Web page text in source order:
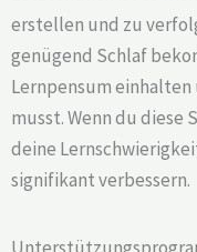
erstellen und zu
genügend Schlaf
Lernpensum einhalten
musst. Wenn du diese
deine
signifikant verbessern.